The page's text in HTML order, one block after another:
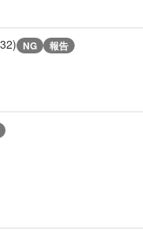
NG 報告